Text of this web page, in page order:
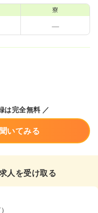
寮
は完全無料 ／
いてみる
人を受け取る